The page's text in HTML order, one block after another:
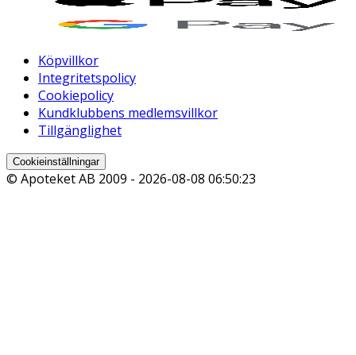
Köpvillkor
Integritetspolicy
Cookiepolicy
Kundklubbens medlemsvillkor
Tillgänglighet
Cookieinställningar
© Apoteket AB 2009 - 2026-08-08 06:50:23